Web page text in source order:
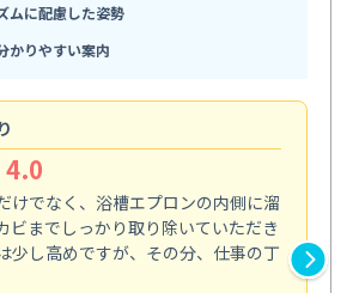
ムに配慮した姿勢
かりやすい案内
4.0
けでなく、浴槽エプロンの内側に溜
ビまでしっかり取り除いていただき
少し高めですが、その分、仕事の丁